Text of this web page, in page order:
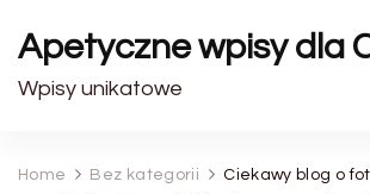
Apetyczne wpisy dla
Wpisy unikatowe
Home Bez kategorii
Ciekawy blog o